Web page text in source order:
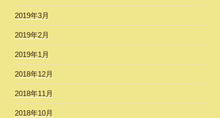
2019年3月
2019年2月
2019年1月
2018年12月
2018年11月
2018年10月